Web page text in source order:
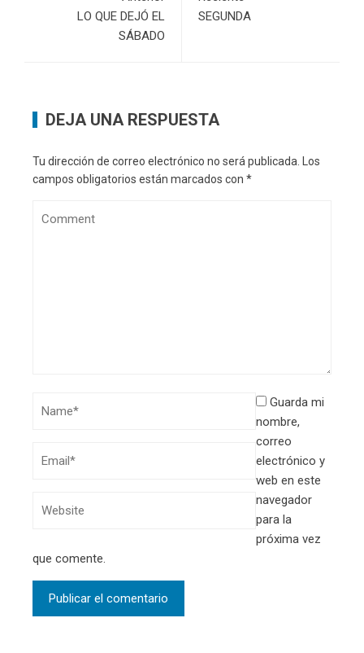
LO QUE DEJÓ EL
SÁBADO
SEGUNDA
DEJA UNA RESPUESTA
Tu dirección de correo electrónico no será publicada. Los
campos obligatorios están marcados con *
Guarda mi
nombre,
correo
electrónico y
web en este
navegador
para la
próxima vez
que comente.